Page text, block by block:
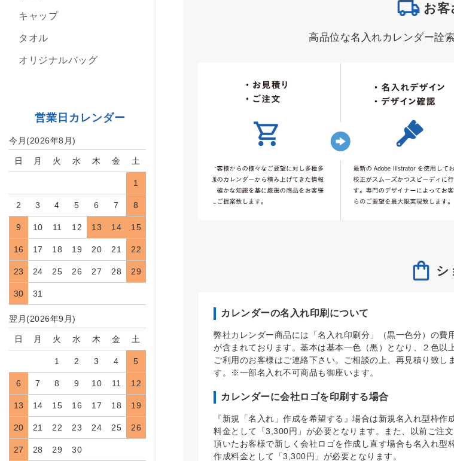
お客
高品位な名入れカレンダー詮
シ
カレンダーの名入れ印刷について
弊社カレンダー商品には「名入れ印刷分」（黒一色分）の費
が含まれております。基本は基本一色（黒）となり、２色以
ご利用のお客様はご連絡下さい。ご相談の上、再見積り致しま
す。※一部名入れ不可商品も御座います。
カレンダーに会社ロゴを印刷する場合
『新規「名入れ」作成を希望する』場合は新規名入れ型枠作
料金として「3,300円」が必要となります。また、以前ご注文
頂いたお客様で新しく会社ロゴを作成し直す場合も名入れ型
作成料金として「3,300円」が必要となります。
キャップ
タオル
オリジナルバッグ
営業日カレンダー
今月(2026年8月)
日 月 火 水 木 金 土
1
2 3 4 5 6 7 8
9 10 11 12 13 14 15
16 17 18 19 20 21 22
23 24 25 26 27 28 29
30 31
翌月(2026年9月)
日 月 火 水 木 金 土
1 2 3 4 5
6 7 8 9 10 11 12
13 14 15 16 17 18 19
20 21 22 23 24 25 26
27 28 29 30